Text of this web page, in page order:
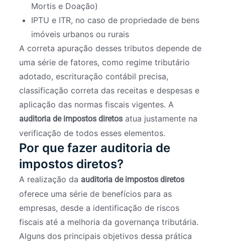
Mortis e Doação)
IPTU e ITR, no caso de propriedade de bens
imóveis urbanos ou rurais
A correta apuração desses tributos depende de
uma série de fatores, como regime tributário
adotado, escrituração contábil precisa,
classificação correta das receitas e despesas e
aplicação das normas fiscais vigentes. A
auditoria de impostos diretos atua justamente na
verificação de todos esses elementos.
Por que fazer auditoria de
impostos diretos?
A realização da auditoria de impostos diretos
oferece uma série de benefícios para as
empresas, desde a identificação de riscos
fiscais até a melhoria da governança tributária.
Alguns dos principais objetivos dessa prática